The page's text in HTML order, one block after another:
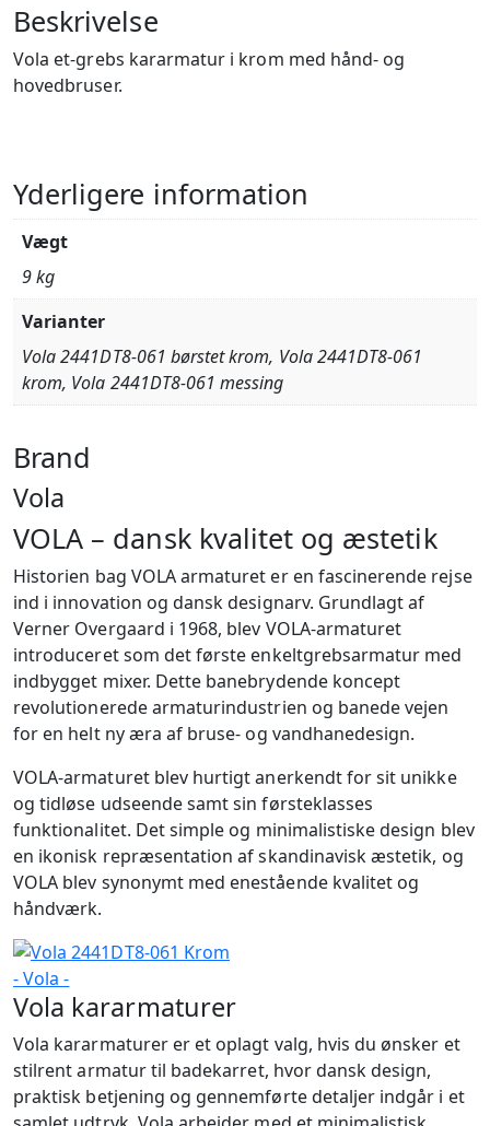
Beskrivelse
Vola et-grebs kararmatur i krom med hånd- og
hovedbruser.
Yderligere information
Vægt
9 kg
Varianter
Vola 2441DT8-061 børstet krom, Vola 2441DT8-061
krom, Vola 2441DT8-061 messing
Brand
Vola
VOLA – dansk kvalitet og æstetik
Historien bag VOLA armaturet er en fascinerende rejse
ind i innovation og dansk designarv. Grundlagt af
Verner Overgaard i 1968, blev VOLA-armaturet
introduceret som det første enkeltgrebsarmatur med
indbygget mixer. Dette banebrydende koncept
revolutionerede armaturindustrien og banede vejen
for en helt ny æra af bruse- og vandhanedesign.
VOLA-armaturet blev hurtigt anerkendt for sit unikke
og tidløse udseende samt sin førsteklasses
funktionalitet. Det simple og minimalistiske design blev
en ikonisk repræsentation af skandinavisk æstetik, og
VOLA blev synonymt med enestående kvalitet og
håndværk.
Vola kararmaturer
Vola kararmaturer er et oplagt valg, hvis du ønsker et
stilrent armatur til badekarret, hvor dansk design,
praktisk betjening og gennemførte detaljer indgår i et